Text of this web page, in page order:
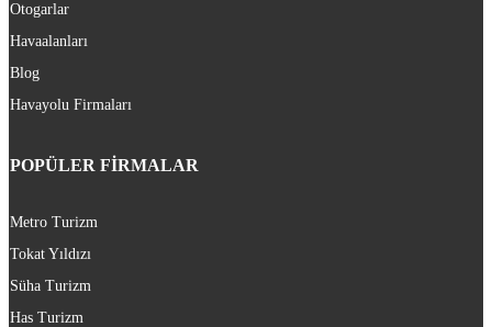
Otogarlar
Havaalanları
Blog
Havayolu Firmaları
POPÜLER FİRMALAR
Metro Turizm
Tokat Yıldızı
Süha Turizm
Has Turizm